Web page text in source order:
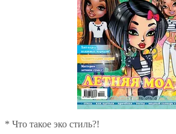
* Что такое эко стиль?!